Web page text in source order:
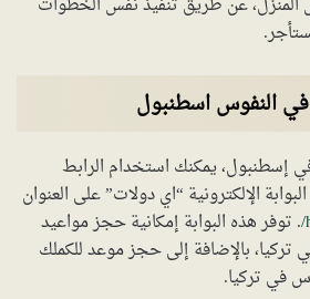
النفوس اسطنبول
يمكنك استخدام الرابط
الإلكترونية “اي دولات” على العنوان
. توفر هذه البوابة إمكانية حجز مواعيد
بالإضافة إلى حجز موعد للكملك
في تركيا.